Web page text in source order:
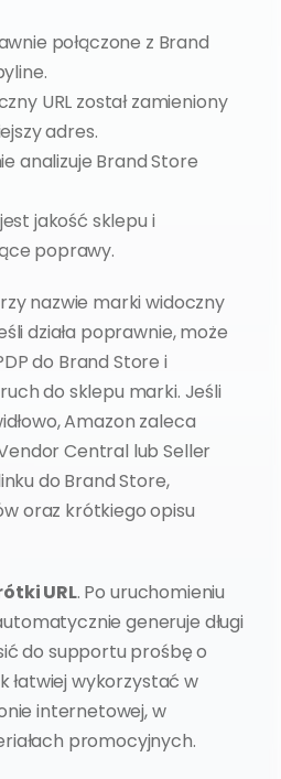
połączone z Brand
URL został zamieniony
adres.
analizuje Brand Store
jakość sklepu i
poprawy.
nazwie marki widoczny
działa poprawnie, może
do Brand Store i
do sklepu marki. Jeśli
Amazon zaleca
Central lub Seller
do Brand Store,
oraz krótkiego opisu
URL. Po uruchomieniu
generuje długi
do supportu prośbę o
łatwiej wykorzystać w
internetowej, w
promocyjnych.